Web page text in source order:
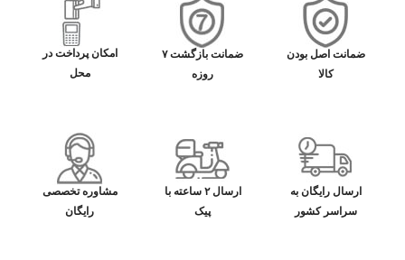
ضمانت اصل بودن
کالا
ضمانت بازگشت ۷
روزه
امکان پرداخت در
محل
ارسال رایگان به
سراسر کشور
ارسال ۲ ساعته با
پیک
مشاوره تخصصی
رایگان